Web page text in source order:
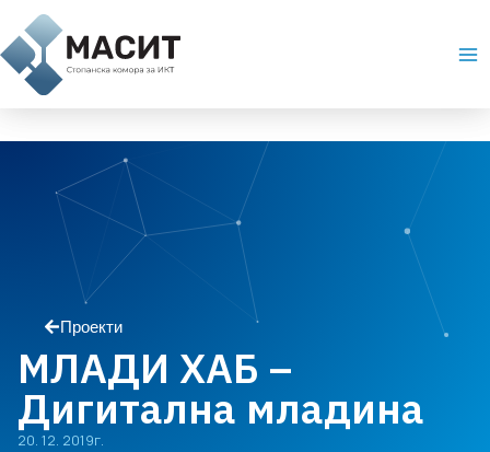
content
Проекти
МЛАДИ ХАБ –
Дигитална младина
20. 12. 2019г.